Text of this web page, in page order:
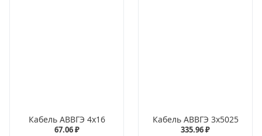
Кабель АВВГЭ 4х16
67.06 ₽
Кабель АВВГЭ 3х5025
335.96 ₽